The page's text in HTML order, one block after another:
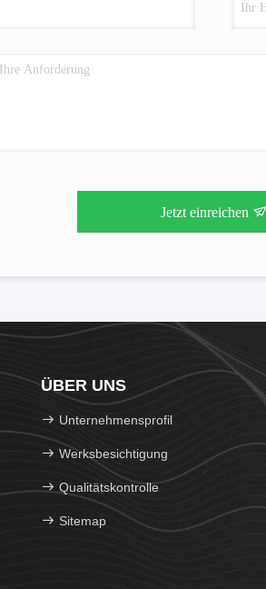
Jetzt einreichen
ÜBER UNS
Unternehmensprofil
Werksbesichtigung
Qualitätskontrolle
Sitemap